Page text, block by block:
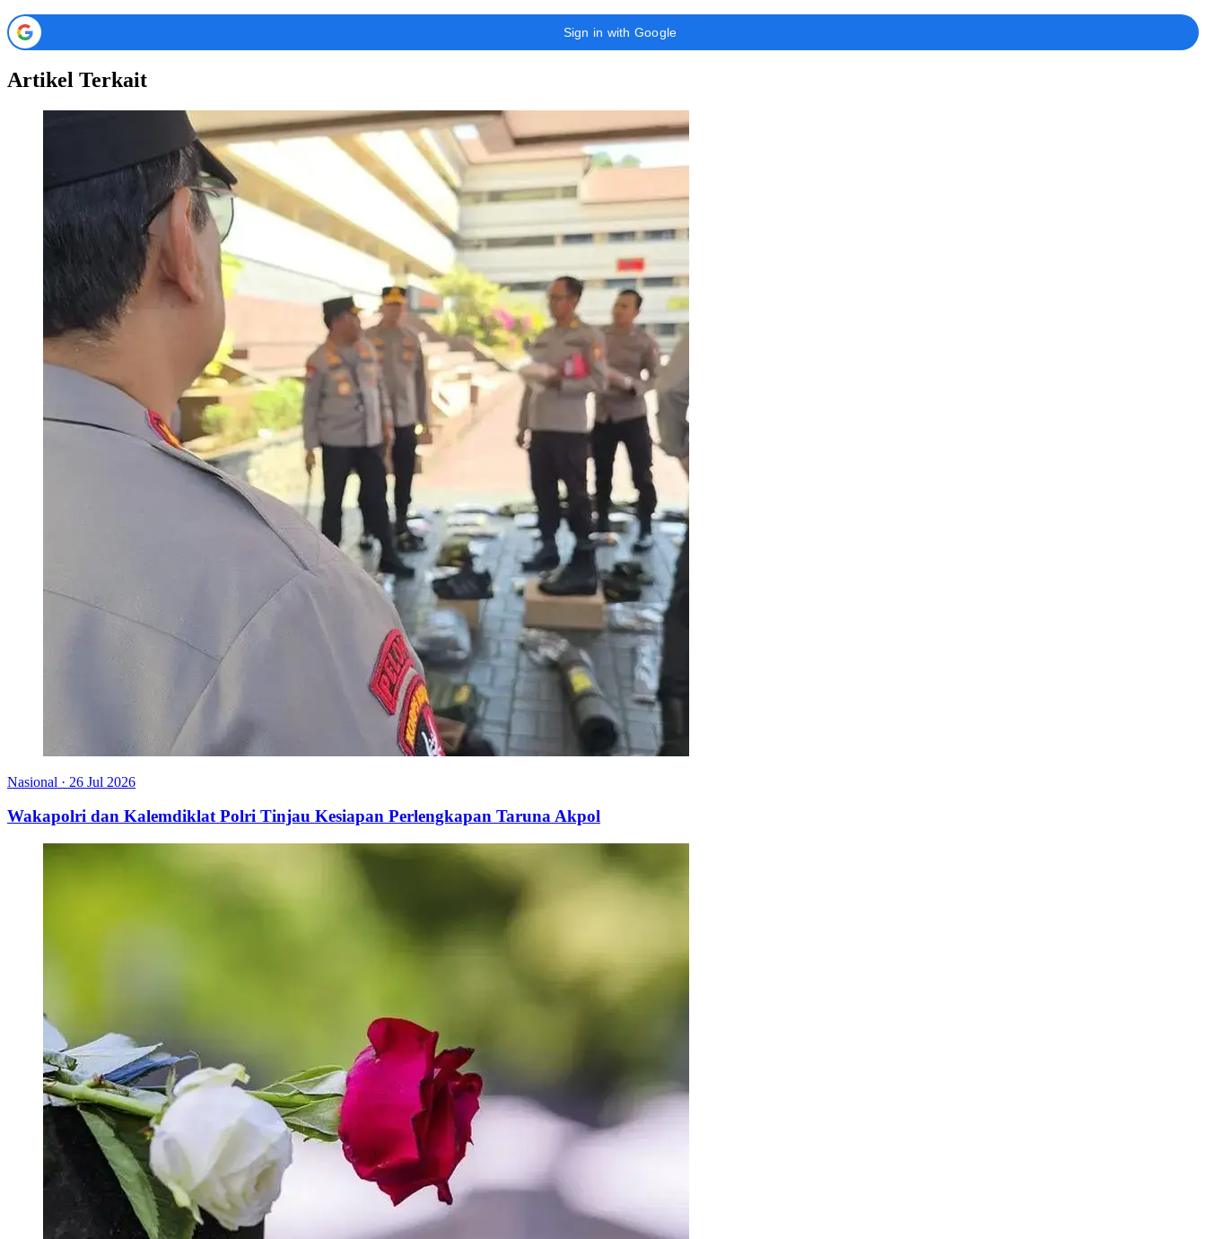
Sign in with Google
Artikel Terkait
Nasional · 26 Jul 2026
Wakapolri dan Kalemdiklat Polri Tinjau Kesiapan Perlengkapan Taruna Akpol